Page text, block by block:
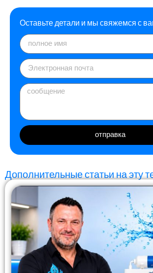
Оставьте детали и мы свяжемся с
отправка
Дополнительные статьи на эту